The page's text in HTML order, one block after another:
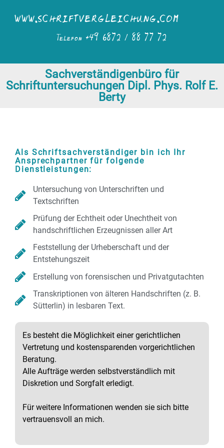
Sachverständigenbüro für
Schriftuntersuchungen Dipl. Phys. Rolf E.
Berty
Als Schriftsachverständiger bin ich Ihr
Ansprechpartner für folgende
Dienstleistungen:
Untersuchung von Unterschriften und
Textschriften
Prüfung der Echtheit oder Unechtheit von
handschriftlichen Erzeugnissen aller Art
Feststellung der Urheberschaft und der
Entstehungszeit
Erstellung von forensischen und Privatgutachten
Transkriptionen von älteren Handschriften (z. B.
Sütterlin) in lesbaren Text.
Es besteht die Möglichkeit einer gerichtlichen
Vertretung und kostensparenden vorgerichtlichen
Beratung.
Alle Aufträge werden selbstverständlich mit
Diskretion und Sorgfalt erledigt.
Für weitere Informationen wenden sie sich bitte
vertrauensvoll an mich.